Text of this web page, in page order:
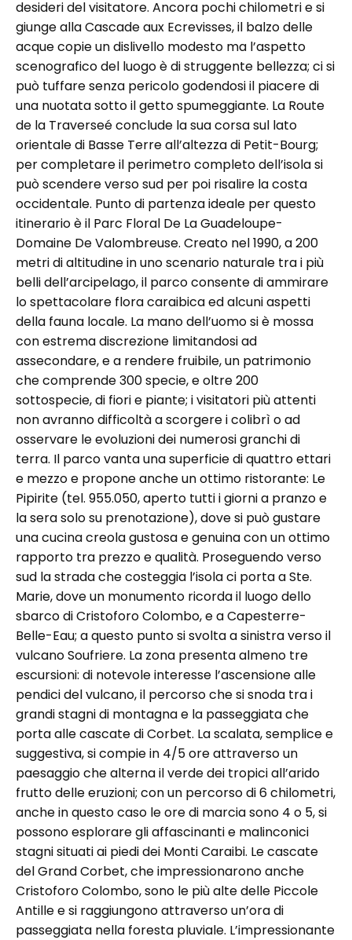
desideri del visitatore. Ancora pochi chilometri e si
giunge alla Cascade aux Ecrevisses, il balzo delle
acque copie un dislivello modesto ma l’aspetto
scenografico del luogo è di struggente bellezza; ci si
può tuffare senza pericolo godendosi il piacere di
una nuotata sotto il getto spumeggiante. La Route
de la Traverseé conclude la sua corsa sul lato
orientale di Basse Terre all’altezza di Petit-Bourg;
per completare il perimetro completo dell’isola si
può scendere verso sud per poi risalire la costa
occidentale. Punto di partenza ideale per questo
itinerario è il Parc Floral De La Guadeloupe-
Domaine De Valombreuse. Creato nel 1990, a 200
metri di altitudine in uno scenario naturale tra i più
belli dell’arcipelago, il parco consente di ammirare
lo spettacolare flora caraibica ed alcuni aspetti
della fauna locale. La mano dell’uomo si è mossa
con estrema discrezione limitandosi ad
assecondare, e a rendere fruibile, un patrimonio
che comprende 300 specie, e oltre 200
sottospecie, di fiori e piante; i visitatori più attenti
non avranno difficoltà a scorgere i colibrì o ad
osservare le evoluzioni dei numerosi granchi di
terra. Il parco vanta una superficie di quattro ettari
e mezzo e propone anche un ottimo ristorante: Le
Pipirite (tel. 955.050, aperto tutti i giorni a pranzo e
la sera solo su prenotazione), dove si può gustare
una cucina creola gustosa e genuina con un ottimo
rapporto tra prezzo e qualità. Proseguendo verso
sud la strada che costeggia l’isola ci porta a Ste.
Marie, dove un monumento ricorda il luogo dello
sbarco di Cristoforo Colombo, e a Capesterre-
Belle-Eau; a questo punto si svolta a sinistra verso il
vulcano Soufriere. La zona presenta almeno tre
escursioni: di notevole interesse l’ascensione alle
pendici del vulcano, il percorso che si snoda tra i
grandi stagni di montagna e la passeggiata che
porta alle cascate di Corbet. La scalata, semplice e
suggestiva, si compie in 4/5 ore attraverso un
paesaggio che alterna il verde dei tropici all’arido
frutto delle eruzioni; con un percorso di 6 chilometri,
anche in questo caso le ore di marcia sono 4 o 5, si
possono esplorare gli affascinanti e malinconici
stagni situati ai piedi dei Monti Caraibi. Le cascate
del Grand Corbet, che impressionarono anche
Cristoforo Colombo, sono le più alte delle Piccole
Antille e si raggiungono attraverso un’ora di
passeggiata nella foresta pluviale. L’impressionante